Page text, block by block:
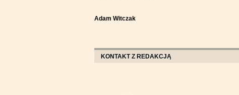
Adam Witczak
KONTAKT Z REDAKCJĄ